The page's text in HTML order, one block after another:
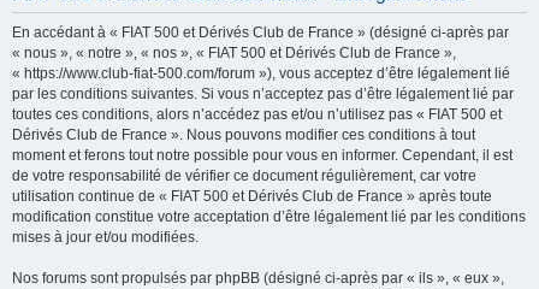
En accédant à « FIAT 500 et Dérivés Club de France » (désigné ci-après par
« nous », « notre », « nos », « FIAT 500 et Dérivés Club de France »,
« https://www.club-fiat-500.com/forum »), vous acceptez d’être légalement lié
par les conditions suivantes. Si vous n’acceptez pas d’être légalement lié par
toutes ces conditions, alors n’accédez pas et/ou n’utilisez pas « FIAT 500 et
Dérivés Club de France ». Nous pouvons modifier ces conditions à tout
moment et ferons tout notre possible pour vous en informer. Cependant, il est
de votre responsabilité de vérifier ce document régulièrement, car votre
utilisation continue de « FIAT 500 et Dérivés Club de France » après toute
modification constitue votre acceptation d’être légalement lié par les conditions
mises à jour et/ou modifiées.
Nos forums sont propulsés par phpBB (désigné ci-après par « ils », « eux »,